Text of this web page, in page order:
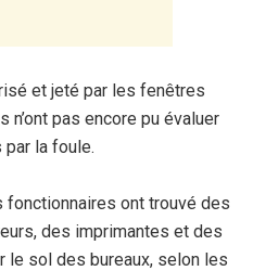
et jeté par les fenêtres
n’ont pas encore pu évaluer
par la foule.
ont trouvé des
des imprimantes et des
le sol des bureaux, selon les